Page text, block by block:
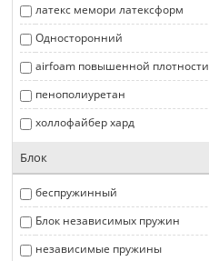
латекс мемори латексформ
Односторонний
airfoam повышенной плотности
пенополиуретан
холлофайбер хард
Блок
беспружинный
Блок независимых пружин
независимые пружины